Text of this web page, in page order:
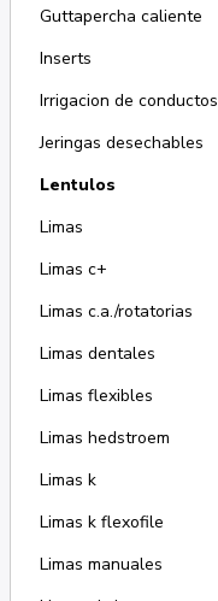
Guttapercha caliente
Inserts
Irrigacion de conductos
Jeringas desechables
Lentulos
Limas
Limas c+
Limas c.a./rotatorias
Limas dentales
Limas flexibles
Limas hedstroem
Limas k
Limas k flexofile
Limas manuales